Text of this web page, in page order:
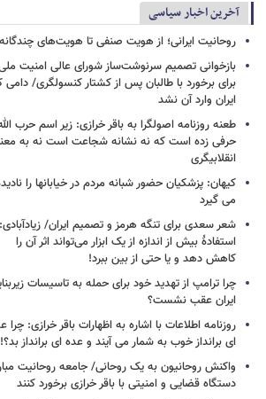
آخرین اخبار سیاسی
روحانیت ایرانی؛ از هویت صنفی تا هویت‌های چندگانه
بازخوانی تصمیم سرنوشت‌ساز شورای عالی امنیت
برای برخورد با طالبان پس از کشتار کنسولگری/ دامی
ایران وارد آن نشد
طعنه روزنامه اصولگرا به باقر خرازی: زیر اسم حرب
حرفی زده است که نه نشانه شجاعت است نه به
انقلابیگری
کیهان: پزشکیان حضور شبانه مردم در خیابانها را
می گیرد
شعر سعدی برای تنگه هرمز و تصمیم ایران/ زیادآبادی:
استفادهٔ بیش از اندازه از یک ابزار می‌تواند اثر آن را
کاهش دهد و یا حتی از بین ببرد!
چرا ترامپ از تهدید خود برای حمله به تاسیسات
ایران عقب نشست؟
روزنامه اطلاعات با اشاره به اظهارات باقر خرازی: چرا
ای برانداز خوب به شمار می آیند و عده ای برانداز بد؟!
واکنش روحانیون به یک روحانی/ جامعه روحانیت
دستگاه قضایی و امنیتی با باقر خرازی برخورد کنند